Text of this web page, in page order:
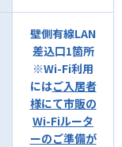
壁側有線LAN
差込口1箇所
※Wi-Fi利用
にはご入居者
様にて市販の
Wi-Fiルータ
ーのご準備が